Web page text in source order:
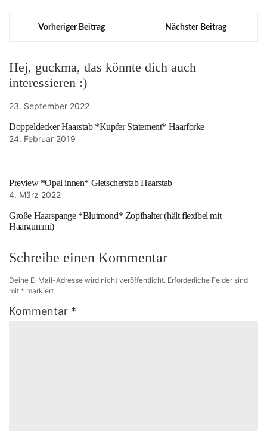
Vorheriger Beitrag Nächster Beitrag
Hej, guckma, das könnte dich auch
interessieren :)
23. September 2022
Doppeldecker Haarstab *Kupfer Statement* Haarforke
24. Februar 2019
Preview *Opal innen* Gletscherstab Haarstab
4. März 2022
Große Haarspange *Blutmond* Zopfhalter (hält flexibel mit
Haargummi)
Schreibe einen Kommentar
Deine E-Mail-Adresse wird nicht veröffentlicht. Erforderliche Felder sind
mit * markiert
Kommentar *